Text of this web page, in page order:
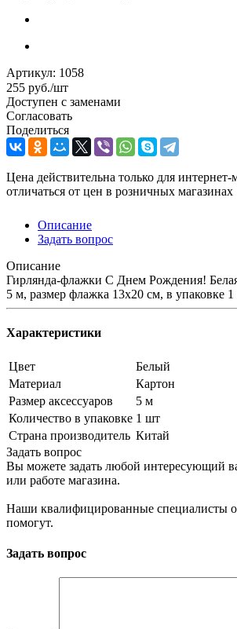
Артикул: 1058
255 руб./шт
Доступен с заменами
Согласовать
Поделиться
Цена действительна только для
отличаться от цен в розничных магазинах
Описание
Задать вопрос
Описание
Гирлянда-флажки С Днем Рождения!
5 м, размер флажка 13х20 см, в упаковке
Характеристики
Цвет
Белый
Материал
Картон
Размер аксессуаров
5 м
Количество в упаковке 1 шт
Страна производитель Китай
Задать вопрос
Вы можете задать любой интересующий
или работе магазина.
Наши квалифицированные специалисты
помогут.
Задать вопрос